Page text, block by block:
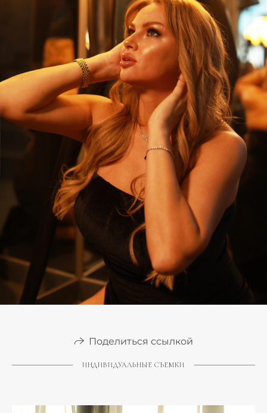
Поделиться ссылкой
ИНДИВИДУАЛЬНЫЕ СЪЕМКИ